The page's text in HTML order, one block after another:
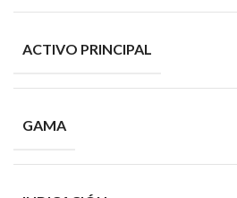
ACTIVO PRINCIPAL
GAMA